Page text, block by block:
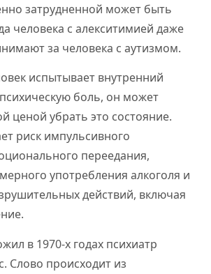
затрудненной может быть
человека с алекситимией даже
за человека с аутизмом.
испытывает внутренний
боль, он может
ценой убрать это состояние.
риск импульсивного
переедания,
употребления алкоголя и
действий, включая
в 1970-х годах психиатр
Слово происходит из